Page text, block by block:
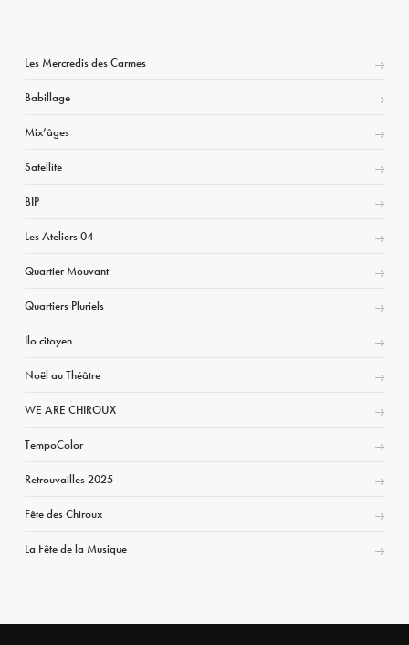
Les Mercredis des Carmes
Babillage
Mix’âges
Satellite
BIP
Les Ateliers 04
Quartier Mouvant
Quartiers Pluriels
Ilo citoyen
Noël au Théâtre
WE ARE CHIROUX
TempoColor
Retrouvailles 2025
Fête des Chiroux
La Fête de la Musique